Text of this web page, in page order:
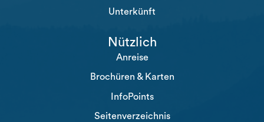
Unterkünft
Nützlich
Anreise
Brochüren & Karten
InfoPoints
Seitenverzeichnis